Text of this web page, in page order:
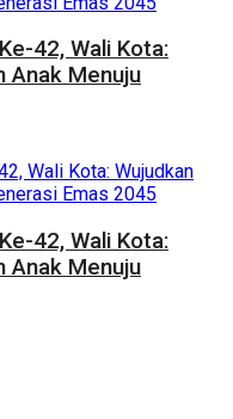
42, Wali Kota:
Anak Menuju
42, Wali Kota:
Anak Menuju